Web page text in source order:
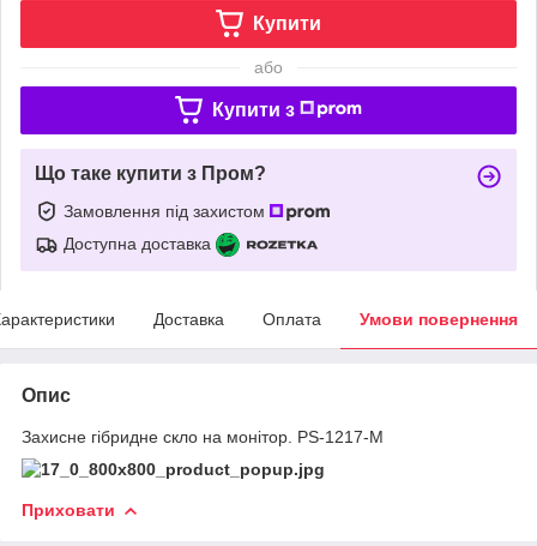
Купити
або
Купити з
Що таке купити з Пром?
Замовлення під захистом
Доступна доставка
Доставка Оплата Умови повернення
Опис
Захисне гібридне скло на монітор. PS-1217-M
Приховати